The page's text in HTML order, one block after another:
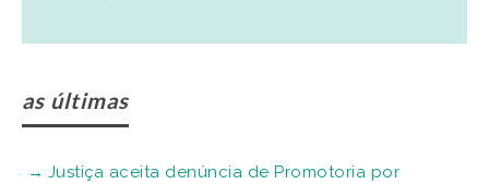
as últimas
Justiça aceita denúncia de Promotoria por